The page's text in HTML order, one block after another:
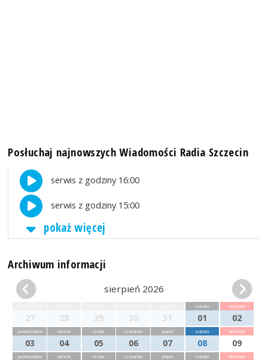
Posłuchaj najnowszych Wiadomości Radia Szczecin
serwis z godziny 16:00
serwis z godziny 15:00
pokaż więcej
Archiwum informacji
sierpień 2026
27 28 29 30 31
sobota
01
niedziela
02
poniedziałek
03
wtorek
04
środa
05
czwartek
06
piątek
07
sobota
08
niedziela
09
poniedziałek wtorek środa czwartek piątek sobota niedziela